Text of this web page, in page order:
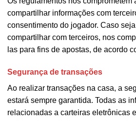
compartilhar informações com
consentimento do jogador. Caso
compartilhar com terceiros, nos
las para fins de apostas, de acordo
Segurança de transações
Ao realizar transações na casa, a
estará sempre garantida. Todas as
relacionadas a carteiras eletrônicas